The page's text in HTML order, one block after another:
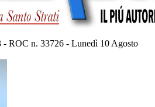
ROC n. 33726 - Lunedì 10 Agosto